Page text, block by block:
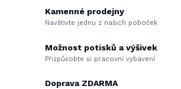
Kamenné prodejny
Navštivte jednu z našich poboček
Možnost potisků a výšivek
Přizpůsobte si pracovní vybavení
Doprava ZDARMA